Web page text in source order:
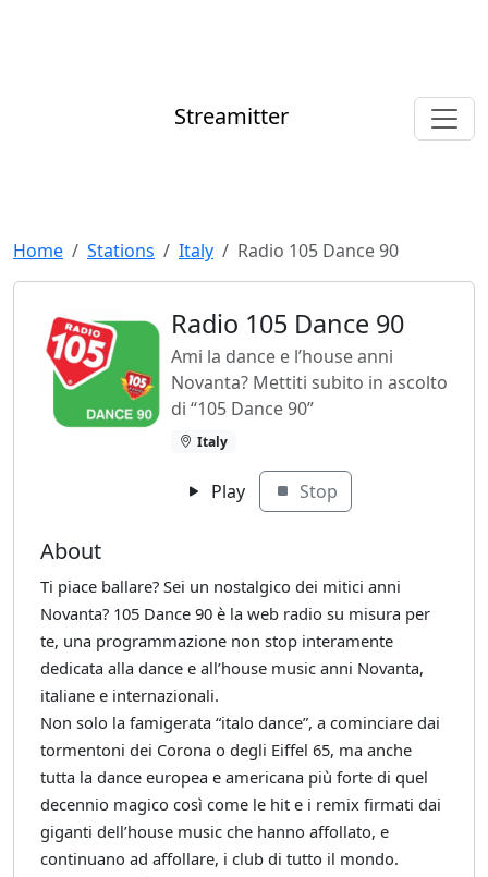
Streamitter
Home Stations Italy Radio 105 Dance 90
Radio 105 Dance 90
Ami la dance e l’house anni
Novanta? Mettiti subito in ascolto
di “105 Dance 90”
Italy
Play Stop
About
Ti piace ballare? Sei un nostalgico dei mitici anni
Novanta? 105 Dance 90 è la web radio su misura per
te, una programmazione non stop interamente
dedicata alla dance e all’house music anni Novanta,
italiane e internazionali.
Non solo la famigerata “italo dance”, a cominciare dai
tormentoni dei Corona o degli Eiffel 65, ma anche
tutta la dance europea e americana più forte di quel
decennio magico così come le hit e i remix firmati dai
giganti dell’house music che hanno affollato, e
continuano ad affollare, i club di tutto il mondo.